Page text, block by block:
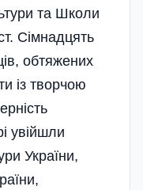
та Школи
Сімнадцять
обтяжених
із творчою
увійшли
України,